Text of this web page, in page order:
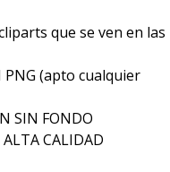
que se ven en las
PNG (apto cualquier
SIN FONDO
CALIDAD